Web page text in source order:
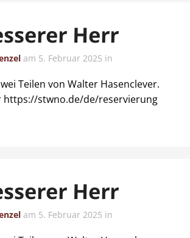
Herr
am 5. Februar 2025 in
Teilen von Walter Hasenclever.
https://stwno.de/de/reservierung
Herr
am 5. Februar 2025 in